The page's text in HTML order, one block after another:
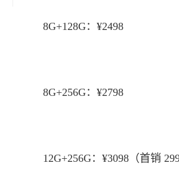
8G+128G：¥2498
8G+256G：¥2798
12G+256G：¥3098（首销